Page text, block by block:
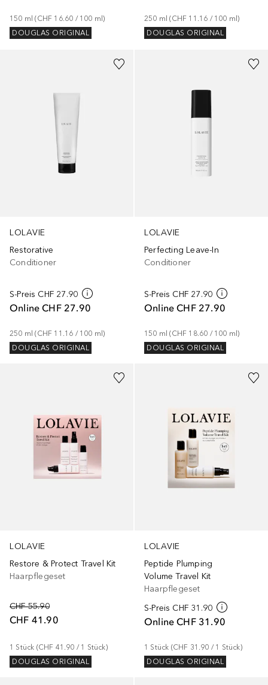
150 ml (CHF 16.60 / 100 ml)
DOUGLAS ORIGINAL
250 ml (CHF 11.16 / 100 ml)
DOUGLAS ORIGINAL
LOLAVIE
Restorative
Conditioner
S-Preis CHF 27.90
Online CHF 27.90
250 ml (CHF 11.16 / 100 ml)
DOUGLAS ORIGINAL
LOLAVIE
Perfecting Leave-In
Conditioner
S-Preis CHF 27.90
Online CHF 27.90
150 ml (CHF 18.60 / 100 ml)
DOUGLAS ORIGINAL
LOLAVIE
Restore & Protect Travel Kit
Haarpflegeset
CHF 55.90
CHF 41.90
1 Stück (CHF 41.90 / 1 Stück)
DOUGLAS ORIGINAL
LOLAVIE
Peptide Plumping
Volume Travel Kit
Haarpflegeset
S-Preis CHF 31.90
Online CHF 31.90
1 Stück (CHF 31.90 / 1 Stück)
DOUGLAS ORIGINAL